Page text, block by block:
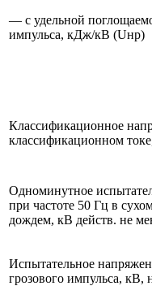
— с удельной
импульса, кДж/кВ (Uнр)
Классификационное
классификационном
Одноминутное
при частоте 50 Гц в
дождем, кВ действ. не
Испытательное
грозового импульса, кВ,